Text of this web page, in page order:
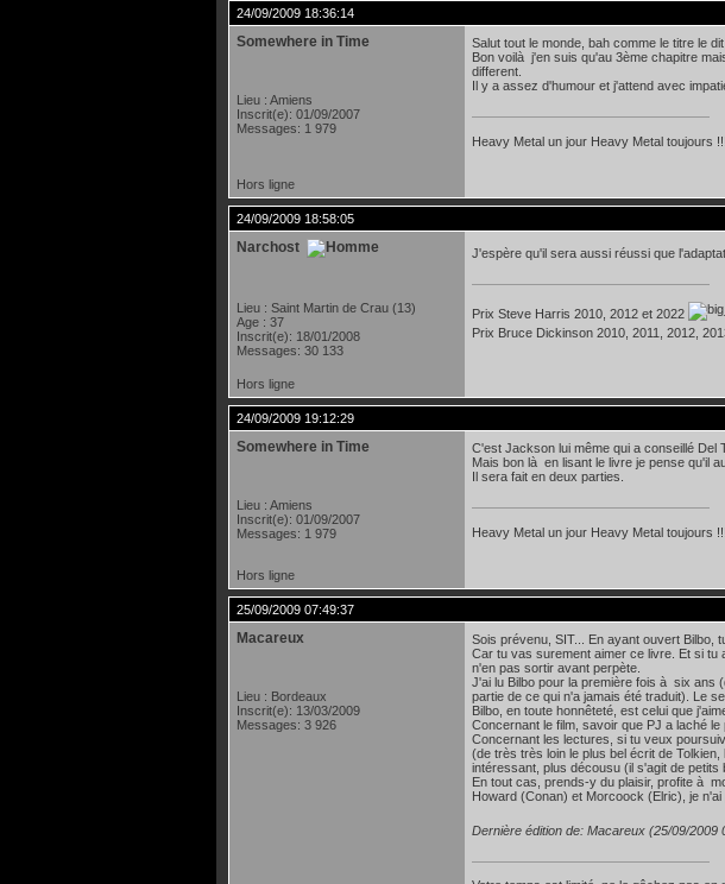
24/09/2009 18:36:14
Somewhere in Time
Lieu : Amiens
Inscrit(e): 01/09/2007
Messages: 1 979
Salut tout le monde, bah comme le titre le
Bon voilà j'en suis qu'au 3ème chapitre
different.
Il y a assez d'humour et j'attend avec
Heavy Metal un jour Heavy Metal toujours
Hors ligne
24/09/2009 18:58:05
Narchost
Lieu : Saint Martin de Crau (13)
Age : 37
Inscrit(e): 18/01/2008
Messages: 30 133
J'espère qu'il sera aussi réussi que
Prix Steve Harris 2010, 2012 et 2022
Prix Bruce Dickinson 2010, 2011, 2012,
Hors ligne
24/09/2009 19:12:29
Somewhere in Time
Lieu : Amiens
Inscrit(e): 01/09/2007
Messages: 1 979
C'est Jackson lui même qui a conseillé Del
Mais bon là en lisant le livre je pense qu'il
Il sera fait en deux parties.
Heavy Metal un jour Heavy Metal toujours
Hors ligne
25/09/2009 07:49:37
Macareux
Lieu : Bordeaux
Inscrit(e): 13/03/2009
Messages: 3 926
Sois prévenu, SIT... En ayant ouvert Bilbo,
Car tu vas surement aimer ce livre. Et si
n'en pas sortir avant perpète.
J'ai lu Bilbo pour la première fois à six ans
partie de ce qui n'a jamais été traduit). Le
Bilbo, en toute honnêteté, est celui que
Concernant le film, savoir que PJ a laché le
Concernant les lectures, si tu veux
(de très très loin le plus bel écrit de
intéressant, plus décousu (il s'agit de petits
En tout cas, prends-y du plaisir, profite à
Howard (Conan) et Morcoock (Elric), je
Dernière édition de: Macareux (25/09/2009